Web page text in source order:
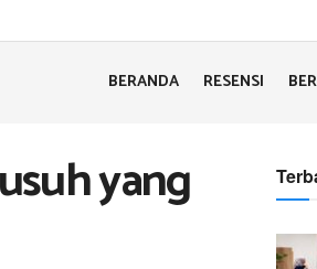
BERANDA RESENSI
yang